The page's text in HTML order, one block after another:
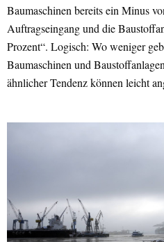
Baumaschinen bereits ein Minus
Auftragseingang und die
Prozent“. Logisch: Wo weniger
Baumaschinen und
ähnlicher Tendenz können leicht